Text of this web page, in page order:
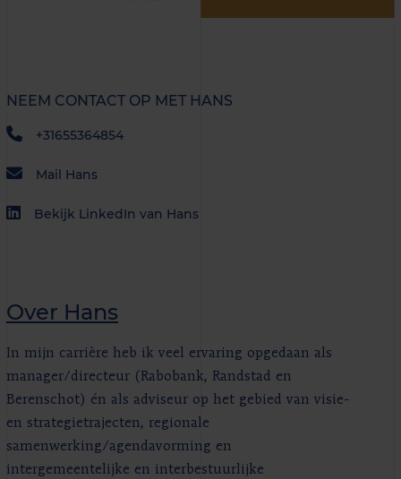
Over Hans
In mijn carrière heb ik veel ervaring opgedaan als
manager/directeur (Rabobank, Randstad en
Berenschot) én als adviseur op het gebied van visie-
en strategietrajecten, regionale
samenwerking/agendavorming en
intergemeentelijke en interbestuurlijke
NEEM CONTACT OP MET HANS
+31655364854
Mail Hans
Bekijk LinkedIn van Hans